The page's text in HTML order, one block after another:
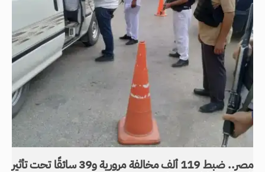
مصر.. ضبط 119 ألف مخالفة مرورية و39 سائقًا تحت تأثير